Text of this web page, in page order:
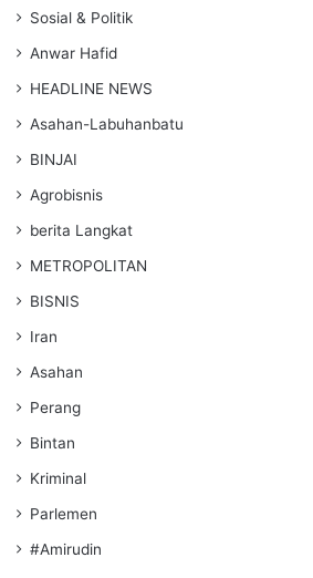
Sosial & Politik
Anwar Hafid
HEADLINE NEWS
Asahan-Labuhanbatu
BINJAI
Agrobisnis
berita Langkat
METROPOLITAN
BISNIS
Iran
Asahan
Perang
Bintan
Kriminal
Parlemen
#Amirudin